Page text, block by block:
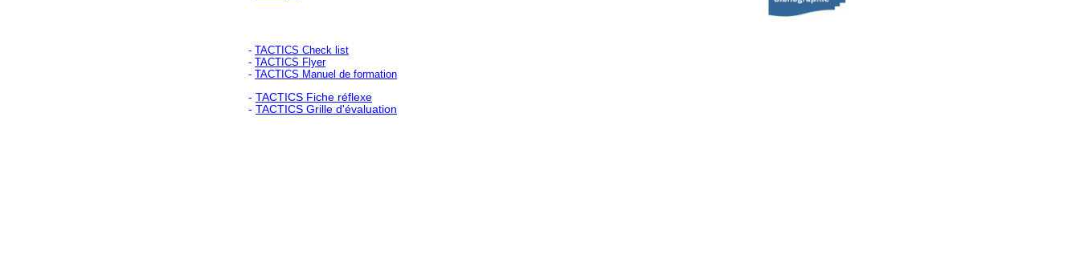
- TACTICS Check list
- TACTICS Flyer
- TACTICS Manuel de formation
- TACTICS Fiche réflexe
- TACTICS Grille d'évaluation